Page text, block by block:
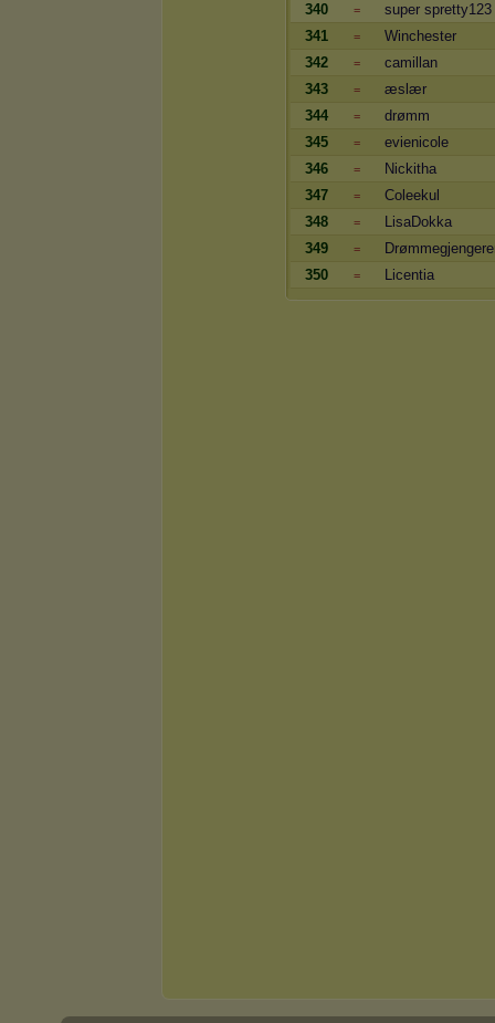
340
=
super spretty123
341
=
Winchester
342
=
camillan
343
=
æslær
344
=
drømm
345
=
evienicole
346
=
Nickitha
347
=
Coleekul
348
=
LisaDokka
349
=
350
= Licentia